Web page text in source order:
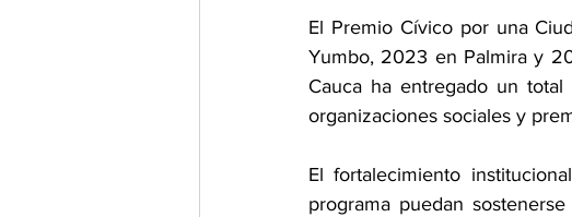
El Premio Cívico por una
Yumbo, 2023 en Palmira y
Cauca ha entregado un
organizaciones sociales y
El fortalecimiento
programa puedan